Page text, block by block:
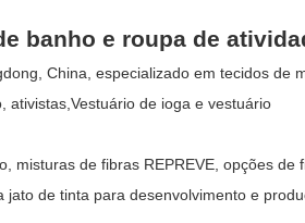
banho e roupa de
China, especializado em tecidos de
ativistas,Vestuário de ioga e vestuário
misturas de fibras REPREVE, opções de
de tinta para desenvolvimento e